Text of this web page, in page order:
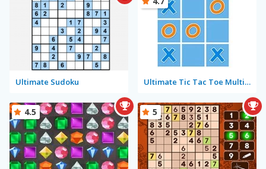
Ultimate Sudoku Ultimate Tic Tac Toe Multiplayer
4.5 5